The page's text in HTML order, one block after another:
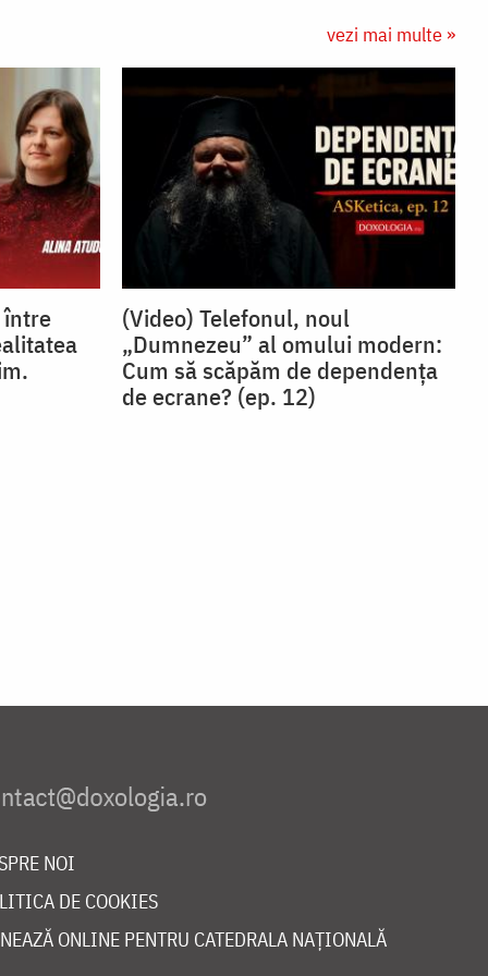
vezi mai multe »
între
(Video) Telefonul, noul
„Dumnezeu” al omului modern:
Cum să scăpăm de dependența
de ecrane? (ep. 12)
NOI
DE COOKIES
ONLINE PENTRU CATEDRALA NAȚIONALĂ